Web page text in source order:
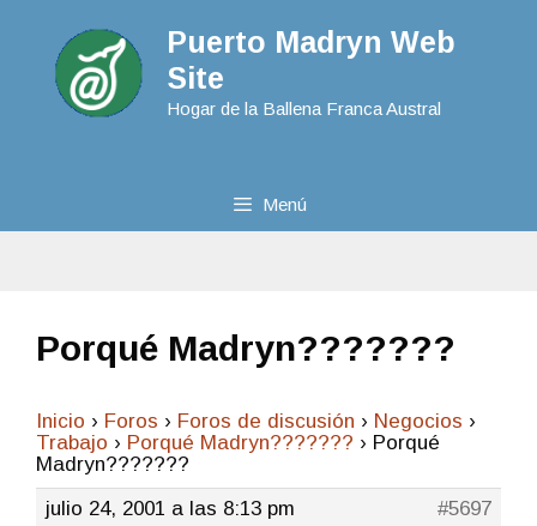
Puerto Madryn Web
Site
Hogar de la Ballena Franca Austral
Menú
Porqué Madryn???????
Inicio › Foros › Foros de discusión › Negocios ›
Trabajo › Porqué Madryn??????? › Porqué
Madryn???????
julio 24, 2001 a las 8:13 pm
#5697